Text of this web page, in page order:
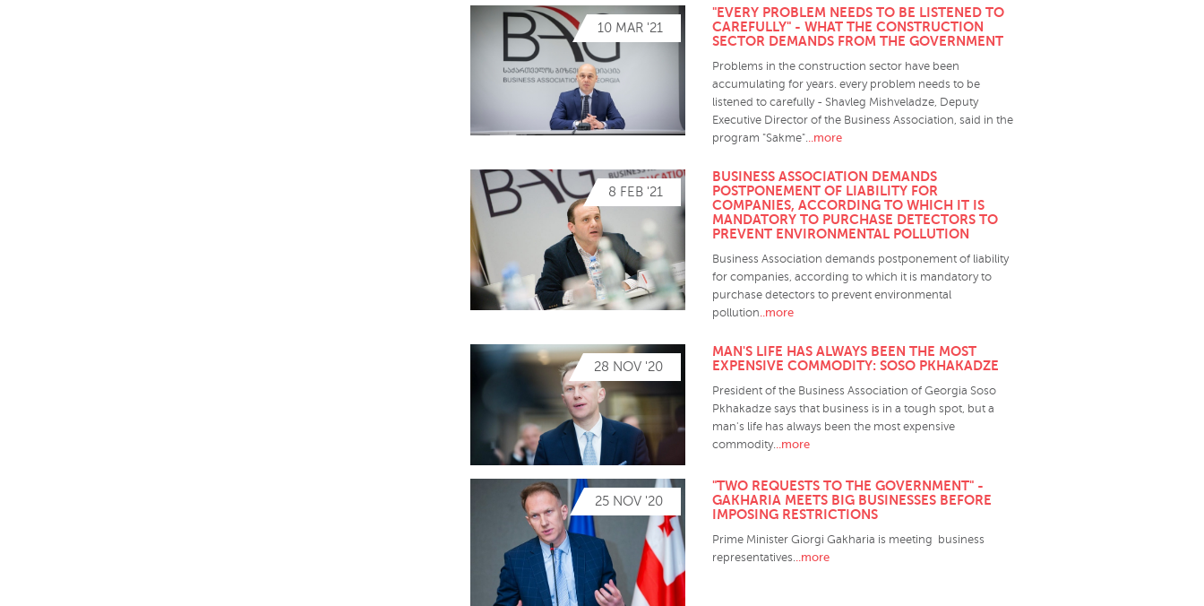
10 MAR '21
"EVERY PROBLEM NEEDS TO BE LISTENED TO
CAREFULLY" - WHAT THE CONSTRUCTION
SECTOR DEMANDS FROM THE GOVERNMENT
Problems in the construction sector have been
accumulating for years. every problem needs to be
listened to carefully - Shavleg Mishveladze, Deputy
Executive Director of the Business Association, said in the
program "Sakme". ..more
8 FEB '21
BUSINESS ASSOCIATION DEMANDS
POSTPONEMENT OF LIABILITY FOR
COMPANIES, ACCORDING TO WHICH IT IS
MANDATORY TO PURCHASE DETECTORS TO
PREVENT ENVIRONMENTAL POLLUTION
Business Association demands postponement of liability
for companies, according to which it is mandatory to
purchase detectors to prevent environmental
pollution ..more
28 NOV '20
MAN'S LIFE HAS ALWAYS BEEN THE MOST
EXPENSIVE COMMODITY: SOSO PKHAKADZE
President of the Business Association of Georgia Soso
Pkhakadze says that business is in a tough spot, but a
man's life has always been the most expensive
commodity. ..more
25 NOV '20
"TWO REQUESTS TO THE GOVERNMENT" -
GAKHARIA MEETS BIG BUSINESSES BEFORE
IMPOSING RESTRICTIONS
Prime Minister Giorgi Gakharia is meeting business
representatives.
..more